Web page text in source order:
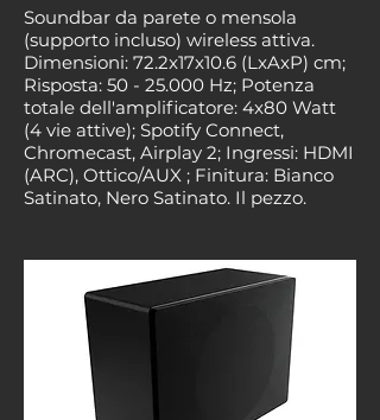
Soundbar da parete o mensola
(supporto incluso) wireless attiva.
Dimensioni: 72.2x17x10.6 (LxAxP) cm;
Risposta: 50 - 25.000 Hz; Potenza
totale dell'amplificatore: 4x80 Watt
(4 vie attive); Spotify Connect,
Chromecast, Airplay 2; Ingressi: HDMI
(ARC), Ottico/AUX ; Finitura: Bianco
Satinato, Nero Satinato. Il pezzo.